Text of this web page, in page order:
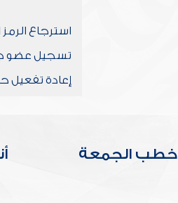
استرجاع
تسجيل عضو
إعادة تفعيل
خطب الجمعة